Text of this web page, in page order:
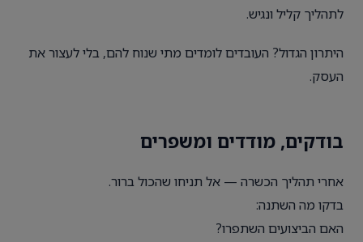
לתהליך קליל ונגיש.
היתרון הגדול? העובדים לומדים מתי שנוח להם, בלי לעצור את
העסק.
בודקים, מודדים ומשפרים
אחרי תהליך הכשרה — אל תניחו שהכול ברור.
בדקו מה השתנה:
האם הביצועים השתפרו?